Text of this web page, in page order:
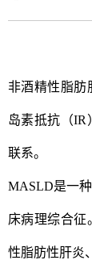
非酒精性脂肪
岛素抵抗（IR
联系。
MASLD是一
床病理综合征
性脂肪性肝炎